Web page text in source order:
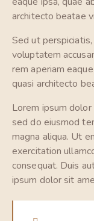
architecto beatae
Sed ut
voluptatem
rem aperiam
quasi architecto
Lorem ipsum
sed do eiusmod
magna aliqua. Ut
exercitation
consequat. Duis
ipsum dolor sit